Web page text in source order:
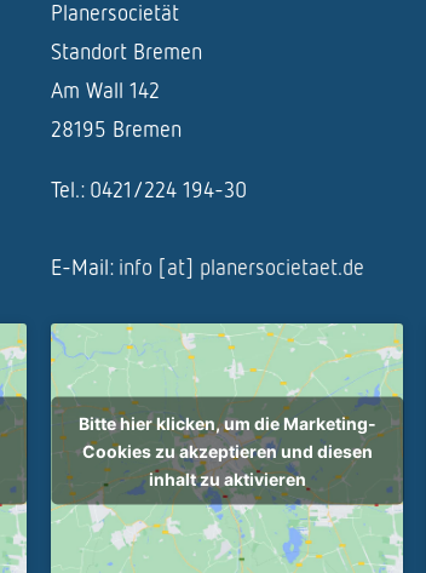
Planersocietät
Standort Bremen
Am Wall 142
28195 Bremen
Tel.: 0421/224 194-30
E-Mail: info [at] planersocietaet.de
Bitte hier klicken, um die Marketing-
Cookies zu akzeptieren und diesen
inhalt zu aktivieren